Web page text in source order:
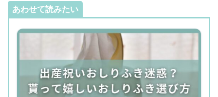
あわせて読みたい